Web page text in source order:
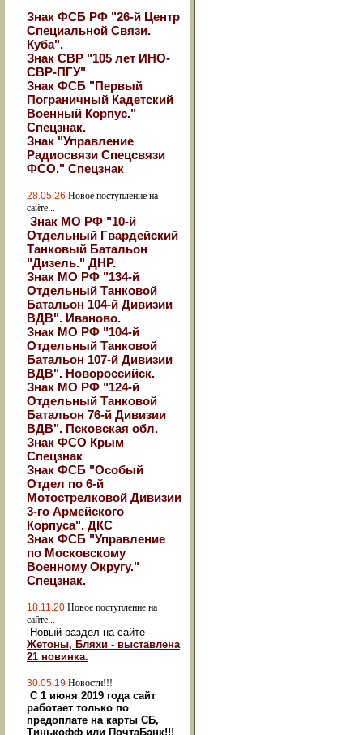
Знак ФСБ РФ "26-й Центр
Специальной Связи.
Куба".
Знак СВР "105 лет ИНО-
СВР-ПГУ"
Знак ФСБ "Первый
Пограничный Кадетский
Военный Корпус."
Спецзнак.
Знак "Управление
Радиосвязи Спецсвязи
ФСО." Спецзнак
28.05.26 Новое поступление на
сайте...
Знак МО РФ "10-й
Отдельный Гвардейский
Танковый Батальон
"Дизель." ДНР.
Знак МО РФ "134-й
Отдельный Танковой
Батальон 104-й Дивизии
ВДВ". Иваново.
Знак МО РФ "104-й
Отдельный Танковой
Батальон 107-й Дивизии
ВДВ". Новороссийск.
Знак МО РФ "124-й
Отдельный Танковой
Батальон 76-й Дивизии
ВДВ". Псковская обл.
Знак ФСО Крым
Спецзнак
Знак ФСБ "Особый
Отдел по 6-й
Мотострелковой Дивизии
3-го Армейского
Корпуса". ДКС
Знак ФСБ "Управление
по Московскому
Военному Округу."
Спецзнак.
18.11.20 Новое поступление на
сайте...
Новый раздел на сайте -
Жетоны, Бляхи - выставлена
21 новинка.
30.05.19 Новости!!!
С 1 июня 2019 года сайт
работает только по
предоплате на карты СБ,
Тинькофф или ПочтаБанк!!!